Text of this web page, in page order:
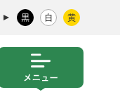
黒 白 黄